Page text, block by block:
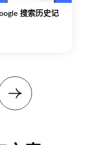
搜索历史记